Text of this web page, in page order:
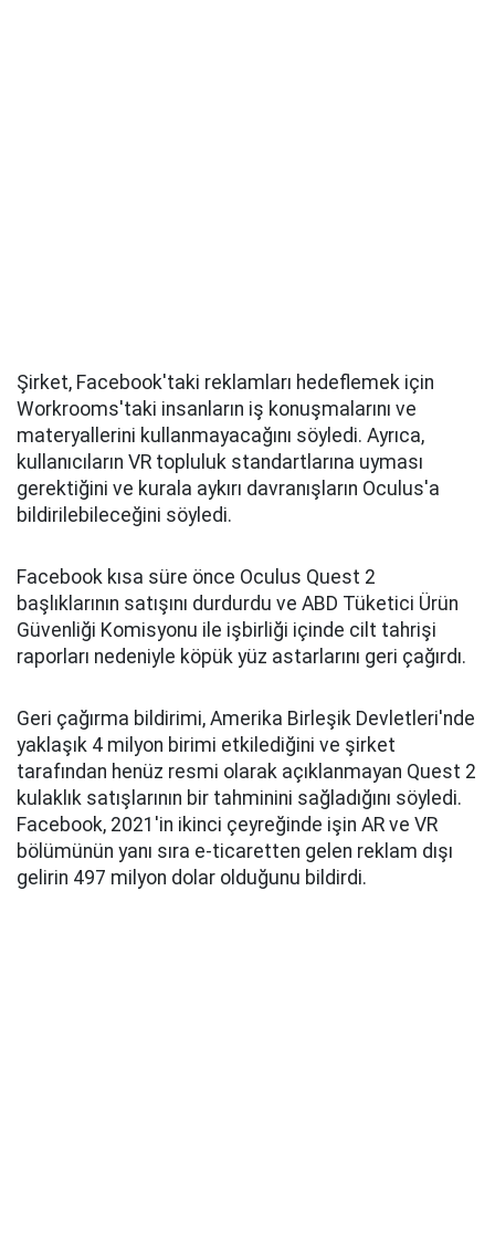
Şirket, Facebook'taki reklamları hedeflemek için
Workrooms'taki insanların iş konuşmalarını ve
materyallerini kullanmayacağını söyledi. Ayrıca,
kullanıcıların VR topluluk standartlarına uyması
gerektiğini ve kurala aykırı davranışların Oculus'a
bildirilebileceğini söyledi.
Facebook kısa süre önce Oculus Quest 2
başlıklarının satışını durdurdu ve ABD Tüketici Ürün
Güvenliği Komisyonu ile işbirliği içinde cilt tahrişi
raporları nedeniyle köpük yüz astarlarını geri çağırdı.
Geri çağırma bildirimi, Amerika Birleşik Devletleri'nde
yaklaşık 4 milyon birimi etkilediğini ve şirket
tarafından henüz resmi olarak açıklanmayan Quest 2
kulaklık satışlarının bir tahminini sağladığını söyledi.
Facebook, 2021'in ikinci çeyreğinde işin AR ve VR
bölümünün yanı sıra e-ticaretten gelen reklam dışı
gelirin 497 milyon dolar olduğunu bildirdi.